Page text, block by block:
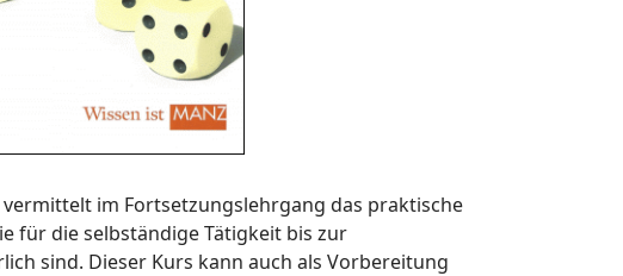
vermittelt im Fortsetzungslehrgang das praktische
für die selbständige Tätigkeit bis zur
sind. Dieser Kurs kann auch als Vorbereitung